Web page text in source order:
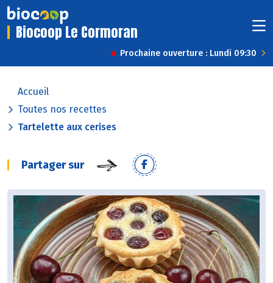
Biocoop Le Cormoran
Prochaine ouverture : Lundi 09:30
Accueil
Toutes nos recettes
Tartelette aux cerises
Partager sur